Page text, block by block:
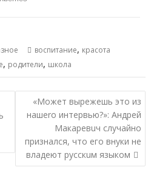
воспитание, красота
, родители, школа
«Может вырежешь это из
нашеrо интервью?»: Андрей
Макаревuч случайно
признался, что его внуки не
владеют русскuм языком